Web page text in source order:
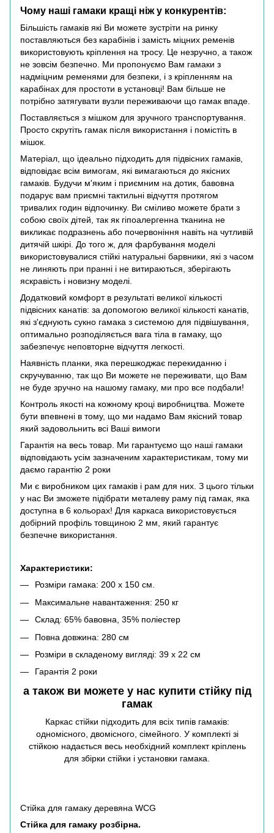
Чому наші гамаки кращі ніж у конкурентів:
Більшість гамаків які Ви можете зустріти на ринку
поставляються без карабінів і замість міцних ременів
використовують кріплення на тросу. Це незручно, а також
не зовсім безпечно. Ми пропонуємо Вам гамаки з
надміцним ременями для безпеки, і з кріпленням на
карабінах для простоти в установці! Вам більше не
потрібно затягувати вузли переживаючи що гамак впаде.
Поставляється з мішком для зручного транспортування.
Просто скрутіть гамак після використання і помістіть в
мішок.
Матеріал, що ідеально підходить для підвісних гамаків,
відповідає всім вимогам, які вимагаються до якісних
гамаків. Будучи м'яким і приємним на дотик, бавовна
подарує вам приємні тактильні відчуття протягом
тривалих годин відпочинку. Ви сміливо можете брати з
собою своїх дітей, так як гіпоалергенна тканина не
викликає подразнень або почервоніння навіть на чутливій
дитячій шкірі. До того ж, для фарбування моделі
використовувалися стійкі натуральні барвники, які з часом
не линяють при пранні і не витираються, зберігають
яскравість і новизну моделі.
Додатковий комфорт в результаті великої кількості
підвісних канатів: за допомогою великої кількості канатів,
які з'єднують сукно гамака з системою для підвішування,
оптимально розподіляється вага тіла в гамаку, що
забезпечує неповторне відчуття легкості.
Наявність планки, яка перешкоджає перекиданню і
скручуванню, так що Ви можете не переживати, що Вам
не буде зручно на нашому гамаку, ми про все подбали!
Контроль якості на кожному кроці виробництва. Можете
бути впевнені в тому, що ми надамо Вам якісний товар
який задовольнить всі Ваші вимоги
Гарантія на весь товар. Ми гарантуємо що наші гамаки
відповідають усім зазначеним характеристикам, тому ми
даємо гарантію 2 роки
Ми є виробником цих гамаків і рам для них. З цього тільки
у нас Ви зможете підібрати металеву раму під гамак, яка
доступна в 6 кольорах! Для каркаса використовується
добірний профіль товщиною 2 мм, який гарантує
безпечне використання.
Характеристики:
Розміри гамака: 200 х 150 см.
Максимальне навантаження: 250 кг
Склад: 65% бавовна, 35% поліестер
Повна довжина: 280 см
Розміри в складеному вигляді: 39 х 22 см
Гарантія 2 роки
а також ви можете у нас купити стійку під
гамак
Каркас стійки підходить для всіх типів гамаків:
одномісного, двомісного, сімейного. У комплекті зі
стійкою надається весь необхідний комплект кріплень
для збірки стійки і установки гамака.
Стійка для гамаку деревяна WCG
Стійка для гамаку розбірна.